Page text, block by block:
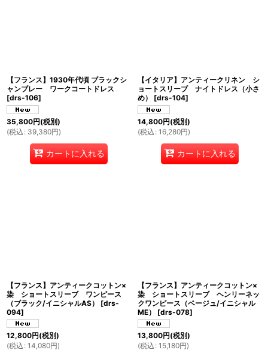
【フランス】1930年代頃 ブラックシ
ャンブレー ワークコートドレス
[drs-106]
35,800円(税別)
(税込 : 39,380円)
カートに入れる
【イタリア】アンティークリネン シ
ョートスリーブ ナイトドレス（小さ
め）
[drs-104]
14,800円(税別)
(税込 : 16,280円)
カートに入れる
【フランス】アンティークコットン×
染 ショートスリーブ ワンピース
（ブラック/イニシャルAS）
[drs-
094]
12,800円(税別)
(税込 : 14,080円)
【フランス】アンティークコットン×
染 ショートスリーブ ヘンリーネッ
クワンピース（ベージュ/イニシャル
ME）
[drs-078]
13,800円(税別)
(税込 : 15,180円)